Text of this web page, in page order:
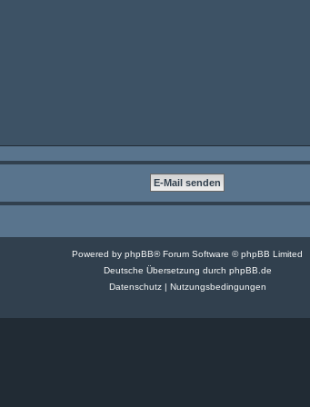
Powered by phpBB® Forum Software © phpBB Limited
Deutsche Übersetzung durch phpBB.de
Datenschutz| Nutzungsbedingungen